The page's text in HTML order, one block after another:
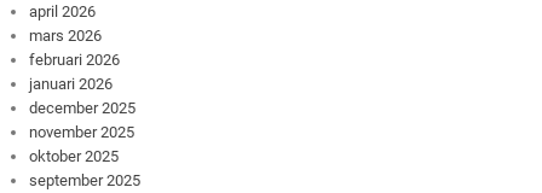
april 2026
mars 2026
februari 2026
januari 2026
december 2025
november 2025
oktober 2025
september 2025